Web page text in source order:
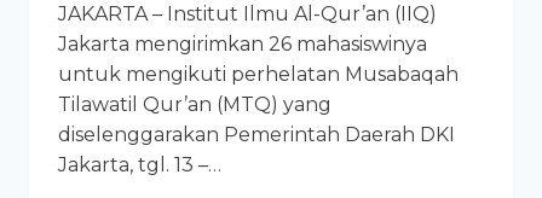
JAKARTA – Institut Ilmu Al-Qur’an (IIQ)
Jakarta mengirimkan 26 mahasiswinya
untuk mengikuti perhelatan Musabaqah
Tilawatil Qur’an (MTQ) yang
diselenggarakan Pemerintah Daerah DKI
Jakarta, tgl. 13 –…